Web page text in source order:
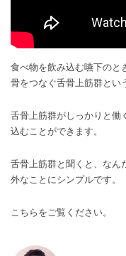
食べ物を飲み込む嚥下のと
骨をつなぐ舌骨上筋群とい
舌骨上筋群がしっかりと働
込むことができます。
舌骨上筋群と聞くと、なん
外なことにシンプルです。
こちらをご覧ください。